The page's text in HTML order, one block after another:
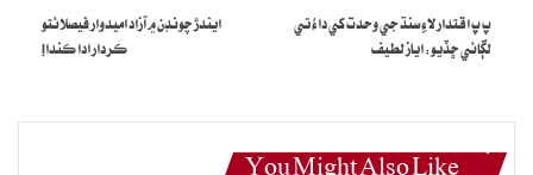
ذريعن جو اهوبه چوڻ آهي ته ايندڙ ڏينهن ۾ نگران ڪابينا ۾ تبديليءَ جا به
پ پ اقتدار لاءِ سنڌ جي وحدت کي داءُ تي
لڳائي ڇڏيو: اياز لطيف
ايندڙ چونڊن ۾ آزاد اميدوار فيصلائتو
ڪردار ادا ڪندا!